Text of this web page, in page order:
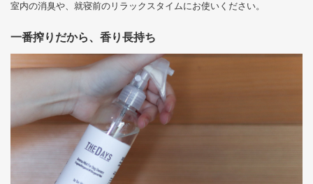
室内の消臭や、就寝前のリラックスタイムにお使いください。
一番搾りだから、香り長持ち